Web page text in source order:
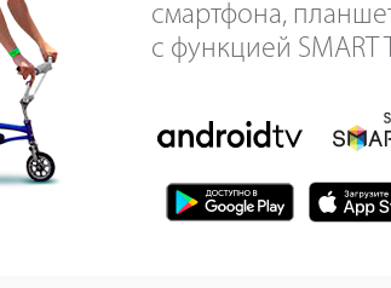
смартфона,
с функцией SMART